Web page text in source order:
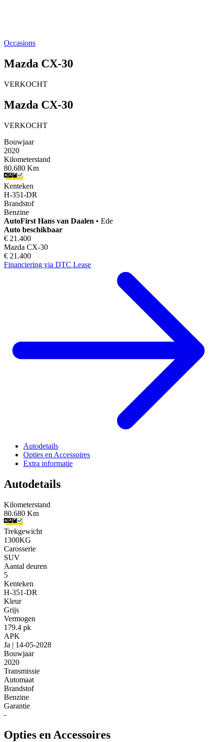
Occasions
Mazda CX-30
VERKOCHT
Mazda CX-30
VERKOCHT
Bouwjaar
2020
Kilometerstand
80.680 Km
Kenteken
H-351-DR
Brandstof
Benzine
AutoFirst Hans van Daalen • Ede
Auto beschikbaar
€ 21.400
Mazda CX-30
€ 21.400
Financiering via DTC Lease
Autodetails
Opties en Accessoires
Extra informatie
Autodetails
Kilometerstand
80.680 Km
Trekgewicht
1300KG
Carosserie
SUV
Aantal deuren
5
Kenteken
H-351-DR
Kleur
Grijs
Vermogen
179.4 pk
APK
Ja | 14-05-2028
Bouwjaar
2020
Transmissie
Automaat
Brandstof
Benzine
Garantie
-
Opties en Accessoires